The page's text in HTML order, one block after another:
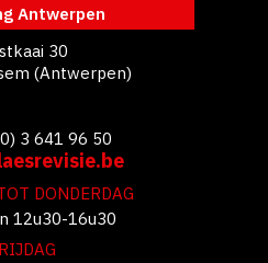
Antwerpen
30
(Antwerpen)
3 641 96 50
DONDERDAG
12u30-16u30